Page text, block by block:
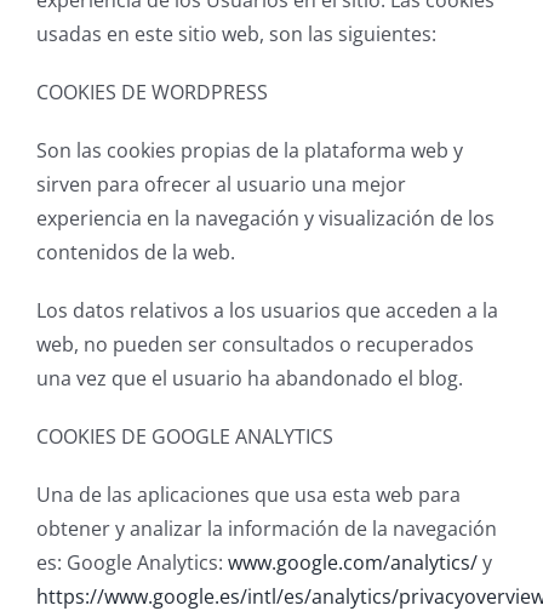
usadas en este sitio web, son las siguientes:
COOKIES DE WORDPRESS
Son las cookies propias de la plataforma web y
sirven para ofrecer al usuario una mejor
experiencia en la navegación y visualización de los
contenidos de la web.
Los datos relativos a los usuarios que acceden a la
web, no pueden ser consultados o recuperados
una vez que el usuario ha abandonado el blog.
COOKIES DE GOOGLE ANALYTICS
Una de las aplicaciones que usa esta web para
obtener y analizar la información de la navegación
es: Google Analytics: www.google.com/analytics/y
https://www.google.es/intl/es/analytics/